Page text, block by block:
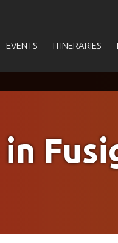
EVENTS ITINERARIES